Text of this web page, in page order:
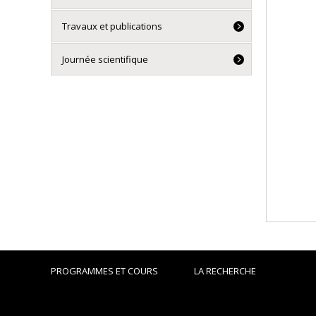
Travaux et publications
Journée scientifique
PROGRAMMES ET COURS LA RECHERCHE